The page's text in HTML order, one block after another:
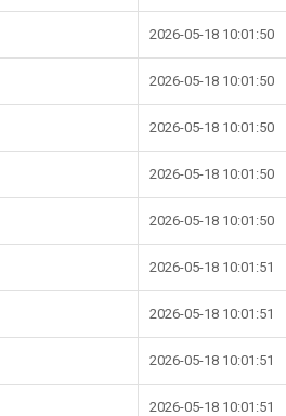
2026-05-18 10:01:50
2026-05-18 10:01:50
2026-05-18 10:01:50
2026-05-18 10:01:50
2026-05-18 10:01:50
2026-05-18 10:01:51
2026-05-18 10:01:51
2026-05-18 10:01:51
2026-05-18 10:01:51